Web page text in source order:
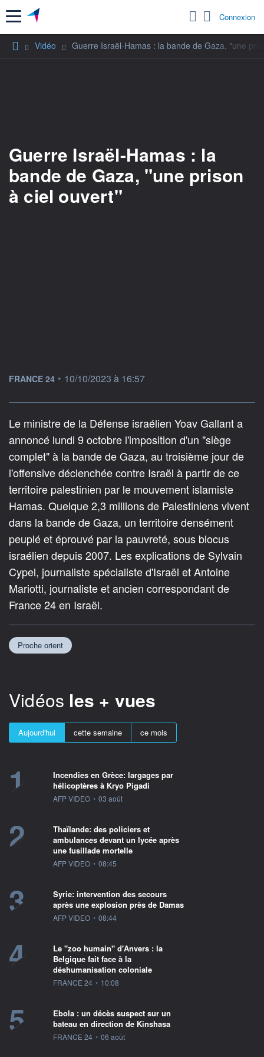
Menu Connexion
Vidéo Guerre Israël-Hamas : la bande de Gaza, "une
Guerre Israël-Hamas : la
bande de Gaza, "une prison
à ciel ouvert"
information fournie par
FRANCE 24 • 10/10/2023 à 16:57
Le ministre de la Défense israélien Yoav Gallant a
annoncé lundi 9 octobre l'imposition d'un "siège
complet" à la bande de Gaza, au troisième jour de
l'offensive déclenchée contre Israël à partir de ce
territoire palestinien par le mouvement islamiste
Hamas. Quelque 2,3 millions de Palestiniens vivent
dans la bande de Gaza, un territoire densément
peuplé et éprouvé par la pauvreté, sous blocus
israélien depuis 2007. Les explications de Sylvain
Cypel, journaliste spécialiste d'Israël et Antoine
Mariotti, journaliste et ancien correspondant de
France 24 en Israël.
Proche orient
Vidéos les + vues
Aujourd'hui cette semaine ce mois
1
Incendies en Grèce: largages par
hélicoptères à Kryo Pigadi
information fournie par
AFP VIDEO • 03 août
2
Thaïlande: des policiers et
ambulances devant un lycée après
une fusillade mortelle
information fournie par
AFP VIDEO • 08:45
3
Syrie: intervention des secours
après une explosion près de Damas
information fournie par
AFP VIDEO • 08:44
4
Le "zoo humain" d'Anvers : la
Belgique fait face à la
déshumanisation coloniale
information fournie par
FRANCE 24 • 10:08
5
Ebola : un décès suspect sur un
bateau en direction de Kinshasa
information fournie par
FRANCE 24 • 06 août